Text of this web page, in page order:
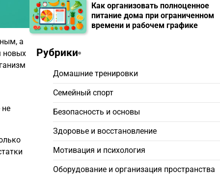
а
новых
не
Как организовать полноценное
питание дома при ограниченном
времени и рабочем графике
Рубрики
Домашние тренировки
Семейный спорт
Безопасность и основы
Здоровье и восстановление
Мотивация и психология
Оборудование и организация пространства